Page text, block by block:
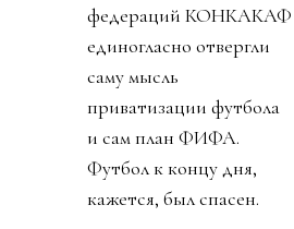
федераций КОНКАКАФ
единогласно отвергли
саму мысль
приватизации футбола
и сам план ФИФА.
Футбол к концу дня,
кажется, был спасен.